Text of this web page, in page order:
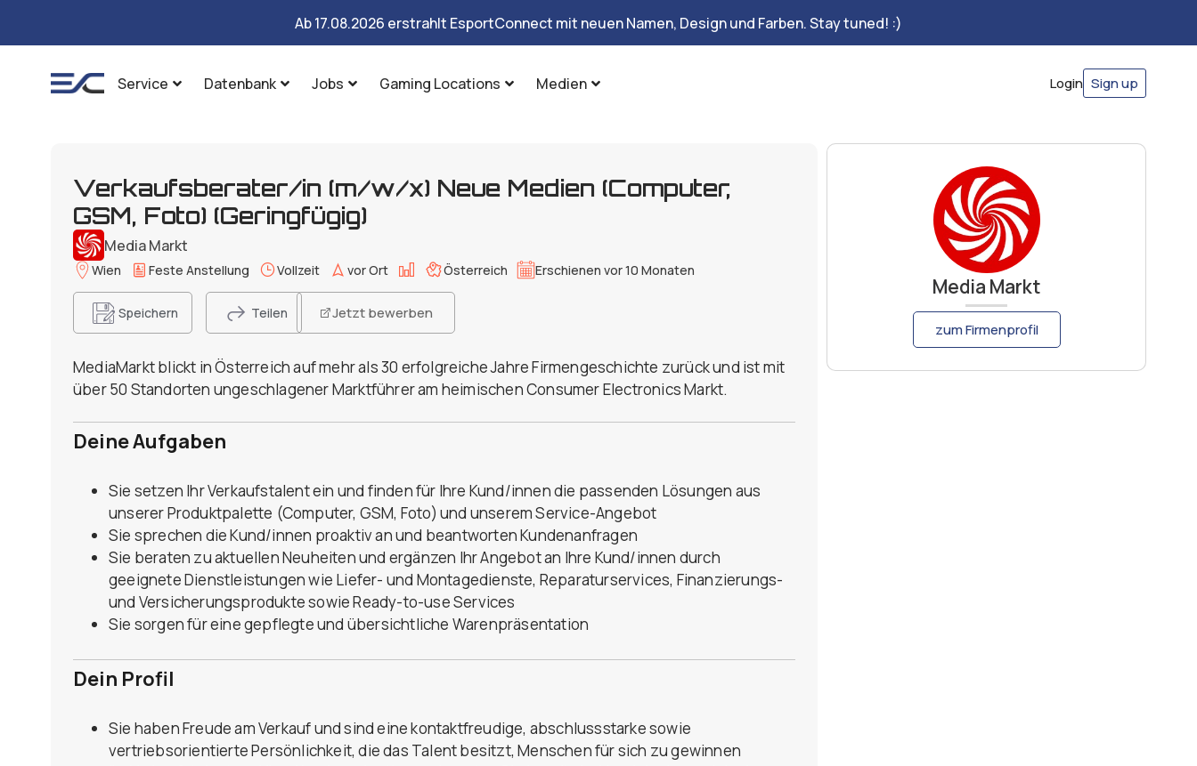
Ab 17.08.2026 erstrahlt EsportConnect mit neuen Namen, Design und Farben. Stay tuned! :)
Service Datenbank Jobs Gaming Locations Medien Login Sign up
Verkaufsberater/in (m/w/x) Neue Medien (Computer,
GSM, Foto) (Geringfügig)
Media Markt
Wien Feste Anstellung Vollzeit vor Ort Österreich Erschienen vor 10 Monaten
Speichern Teilen Jetzt bewerben
MediaMarkt blickt in Österreich auf mehr als 30 erfolgreiche Jahre Firmengeschichte zurück und ist mit
über 50 Standorten ungeschlagener Marktführer am heimischen Consumer Electronics Markt.
Deine Aufgaben
Sie setzen Ihr Verkaufstalent ein und finden für Ihre Kund/innen die passenden Lösungen aus
unserer Produktpalette (Computer, GSM, Foto) und unserem Service-Angebot
Sie sprechen die Kund/innen proaktiv an und beantworten Kundenanfragen
Sie beraten zu aktuellen Neuheiten und ergänzen Ihr Angebot an Ihre Kund/innen durch
geeignete Dienstleistungen wie Liefer- und Montagedienste, Reparaturservices, Finanzierungs-
und Versicherungsprodukte sowie Ready-to-use Services
Sie sorgen für eine gepflegte und übersichtliche Warenpräsentation
Dein Profil
Sie haben Freude am Verkauf und sind eine kontaktfreudige, abschlussstarke sowie
vertriebsorientierte Persönlichkeit, die das Talent besitzt, Menschen für sich zu gewinnen
Media Markt
zum Firmenprofil